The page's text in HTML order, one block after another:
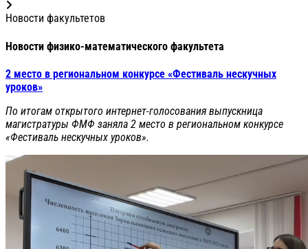
Новости факультетов
Новости физико-математического факультета
2 место в региональном конкурсе «Фестиваль нескучных
уроков»
По итогам открытого интернет-голосования выпускница
магистратуры ФМФ заняла 2 место в региональном конкурсе
«Фестиваль нескучных уроков».